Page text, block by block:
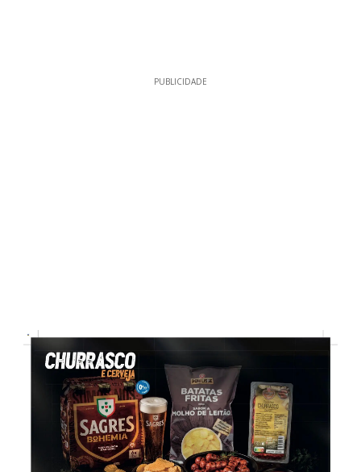
PUBLICIDADE